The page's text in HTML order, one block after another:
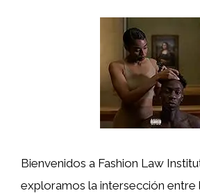
Bienvenidos a Fashion Law
exploramos la intersección entre